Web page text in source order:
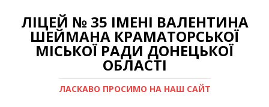
ЛІЦЕЙ № 35 ІМЕНІ ВАЛЕНТИНА
ШЕЙМАНА КРАМАТОРСЬКОЇ
МІСЬКОЇ РАДИ ДОНЕЦЬКОЇ
ОБЛАСТІ
ЛАСКАВО ПРОСИМО НА НАШ САЙТ